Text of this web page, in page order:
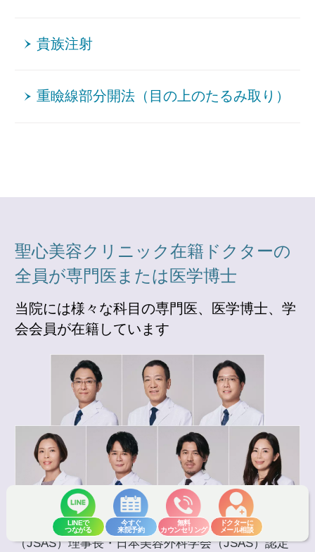
LINEで
つながる
今すぐ
来院予約
無料
カウンセリング
ドクターに
メール相談
貴族注射
重瞼線部分開法（目の上のたるみ取り）
聖心美容クリニック在籍ドクターの
全員が専門医または医学博士
当院には様々な科目の専門医、医学博士、学
会会員が在籍しています
聖心美容クリニックには、日本美容外科学会
（JSAS）理事長・日本美容外科学会（JSAS）認定